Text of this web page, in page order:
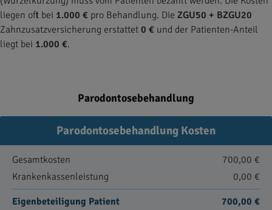
liegen oft bei 1.000 € pro Behandlung. Die ZGU50 + BZGU20
Zahnzusatzversicherung erstattet 0 € und der Patienten-Anteil
liegt bei 1.000 €.
Parodontosebehandlung
Parodontosebehandlung Kosten
Gesamtkosten
700,00 €
Krankenkassenleistung
0,00 €
Eigenbeteiligung Patient 700,00 €